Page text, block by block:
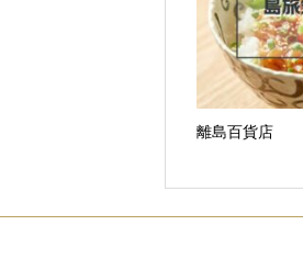
離島百貨店